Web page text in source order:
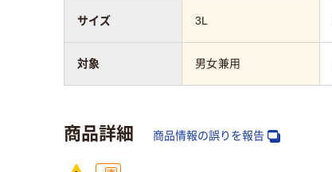
3L
男女兼用
サイズ
対象
商品詳細 商品情報の誤りを報告